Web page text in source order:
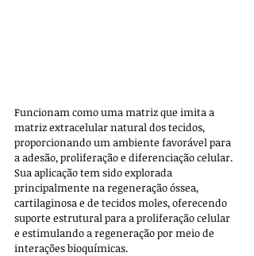
Funcionam como uma matriz que imita a
matriz extracelular natural dos tecidos,
proporcionando um ambiente favorável para
a adesão, proliferação e diferenciação celular.
Sua aplicação tem sido explorada
principalmente na regeneração óssea,
cartilaginosa e de tecidos moles, oferecendo
suporte estrutural para a proliferação celular
e estimulando a regeneração por meio de
interações bioquímicas.